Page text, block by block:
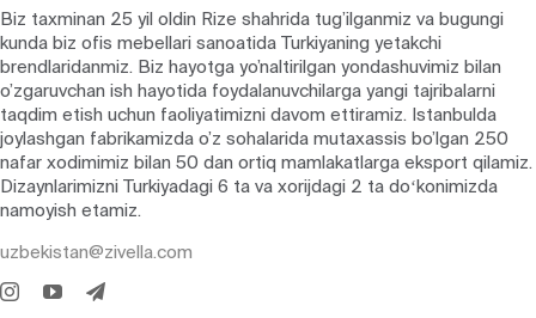
Biz taxminan 25 yil oldin Rize shahrida tug’ilganmiz va bugungi
kunda biz ofis mebellari sanoatida Turkiyaning yetakchi
brendlaridanmiz. Biz hayotga yo’naltirilgan yondashuvimiz bilan
o’zgaruvchan ish hayotida foydalanuvchilarga yangi tajribalarni
taqdim etish uchun faoliyatimizni davom ettiramiz. Istanbulda
joylashgan fabrikamizda o’z sohalarida mutaxassis bo’lgan 250
nafar xodimimiz bilan 50 dan ortiq mamlakatlarga eksport qilamiz.
Dizaynlarimizni Turkiyadagi 6 ta va xorijdagi 2 ta doʻkonimizda
namoyish etamiz.
uzbekistan@zivella.com